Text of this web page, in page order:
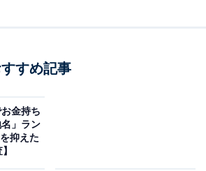
連峰などの豊かな自然、秋は紅葉、
ど、四季折々の魅力に溢れていま
れています。
の中でも発展していそうだから」
すめ記事
お金持ち
」ラン
抑えた